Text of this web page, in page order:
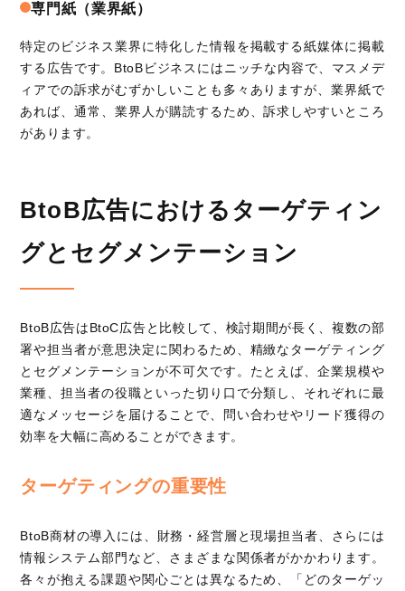
専門紙（業界紙）
特定のビジネス業界に特化した情報を掲載する紙媒体に掲載
する広告です。BtoBビジネスにはニッチな内容で、マスメデ
ィアでの訴求がむずかしいことも多々ありますが、業界紙で
あれば、通常、業界人が購読するため、訴求しやすいところ
があります。
BtoB広告におけるターゲティン
グとセグメンテーション
BtoB広告はBtoC広告と比較して、検討期間が長く、複数の部
署や担当者が意思決定に関わるため、精緻なターゲティング
とセグメンテーションが不可欠です。たとえば、企業規模や
業種、担当者の役職といった切り口で分類し、それぞれに最
適なメッセージを届けることで、問い合わせやリード獲得の
効率を大幅に高めることができます。
ターゲティングの重要性
BtoB商材の導入には、財務・経営層と現場担当者、さらには
情報システム部門など、さまざまな関係者がかかわります。
各々が抱える課題や関心ごとは異なるため、「どのターゲッ